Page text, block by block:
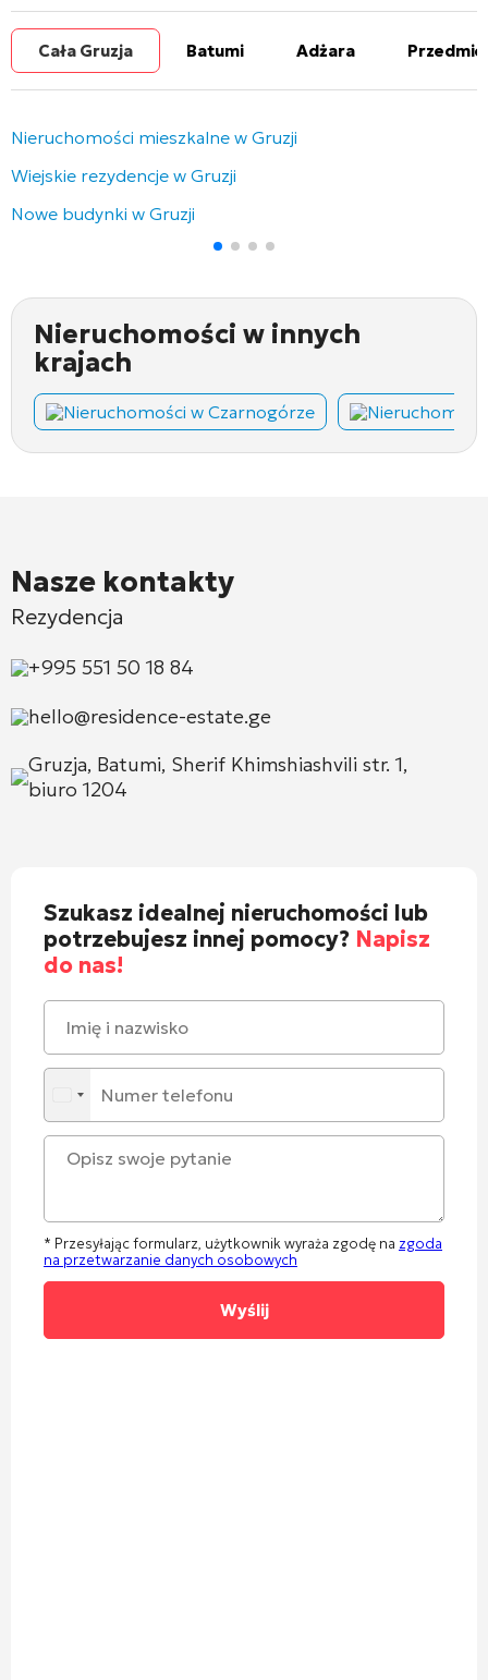
Cała Gruzja Batumi Adżara
Nieruchomości mieszkalne w Gruzji
Wiejskie rezydencje w Gruzji
Nowe budynki w Gruzji
Nieruchomości w innych
krajach
Nieruchomości w Czarnogórze
Nasze kontakty
Rezydencja
+995 551 50 18 84
hello@residence-estate.ge
Gruzja, Batumi, Sherif Khimshiashvili str. 1,
biuro 1204
Szukasz idealnej nieruchomości lub
potrzebujesz innej pomocy? Napisz
do nas!
* Przesyłając formularz, użytkownik wyraża zgodę na zgoda
na przetwarzanie danych osobowych